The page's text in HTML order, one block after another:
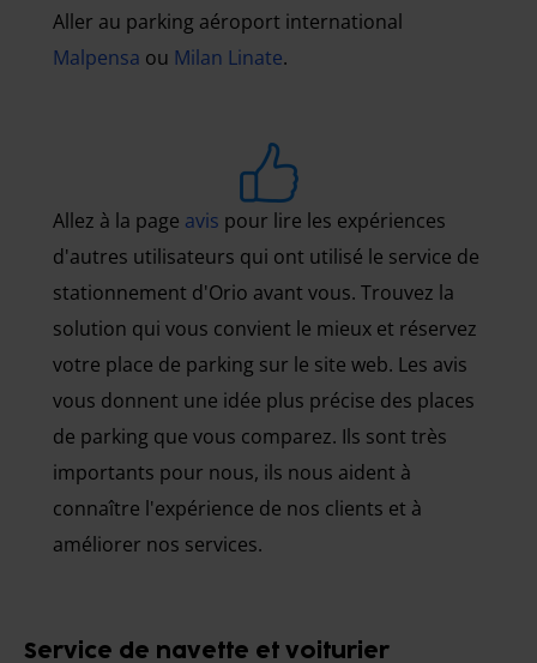
Aller au parking aéroport international
Malpensa ou Milan Linate.
Allez à la page avis pour lire les expériences
d'autres utilisateurs qui ont utilisé le service de
stationnement d'Orio avant vous. Trouvez la
solution qui vous convient le mieux et réservez
votre place de parking sur le site web. Les avis
vous donnent une idée plus précise des places
de parking que vous comparez. Ils sont très
importants pour nous, ils nous aident à
connaître l'expérience de nos clients et à
améliorer nos services.
Service de navette et voiturier